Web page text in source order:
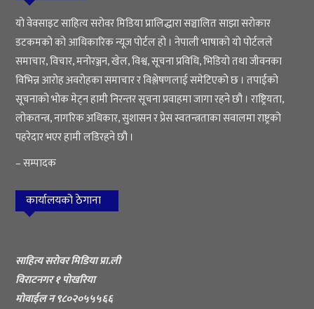
यो वेवसाइट साहित्य सरोवर मिडिया प्रालिद्धारा सञ्चालित साझा सरोकार
डटकमको को आधिकारिक न्यूज पोर्टल हो । नेपाली भाषाको यो पोर्टलले
समाचार, विचार, मनोरञ्जन, खेल, विश्व, सूचना प्रविधि, भिडियो तथा जीवनका
विभिन्न आरोह अवरोहका समाचार र विश्लेषणलाई समेटिएको छ । तपाईको
सूचनाको भोक मेट्न हामी निरन्तर सूचना प्रवाहमा जागा रहने छौ । राष्ट्रियता,
लोकतन्त्र, नागरिक अधिकार, सुशासन र प्रेस स्वतन्त्रताका सवालमा राष्ट्रको
पहरेदार भएर हामी लडिरहने छौ ।
– सम्पादक
कार्यालयको ठेगाना
साहित्य सरोवर मिडिया प्रा.ली
विराटनगर १ पोखरिया
मोवाईल न ९८०२०५५५६६